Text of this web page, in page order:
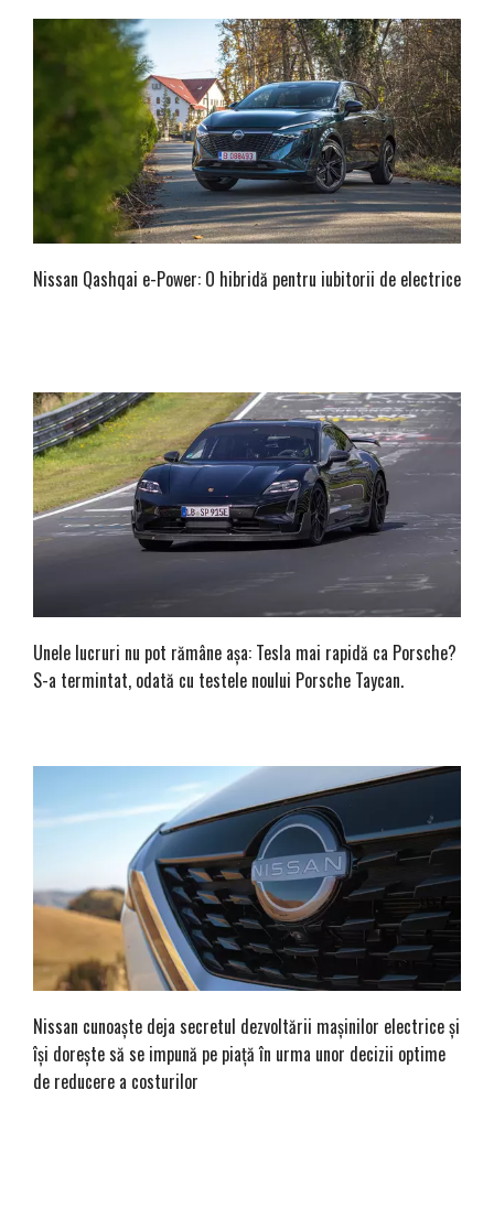
Nissan Qashqai e-Power: O hibridă pentru iubitorii de electrice
Unele lucruri nu pot rămâne așa: Tesla mai rapidă ca Porsche?
S-a termintat, odată cu testele noului Porsche Taycan.
Nissan cunoaște deja secretul dezvoltării mașinilor electrice și
își dorește să se impună pe piață în urma unor decizii optime
de reducere a costurilor